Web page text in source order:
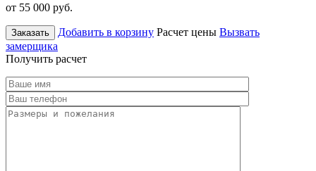
от 55 000 руб.
Заказать Добавить в корзину Расчет цены Вызвать
замерщика
Получить расчет